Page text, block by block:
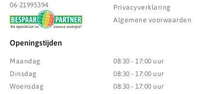
06-21995394
Privacyverklaring
Algemene voorwaarden
Openingstijden
Maandag
Dinsdag
Woensdag
08:30 - 17:00 uur
08:30 - 17:00 uur
08:30 - 17:00 uur